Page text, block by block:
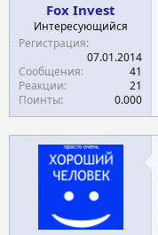
Fox Invest
Интересующийся
Регистрация
07.01.2014
Сообщения
41
Реакции
21
Поинты
0.000